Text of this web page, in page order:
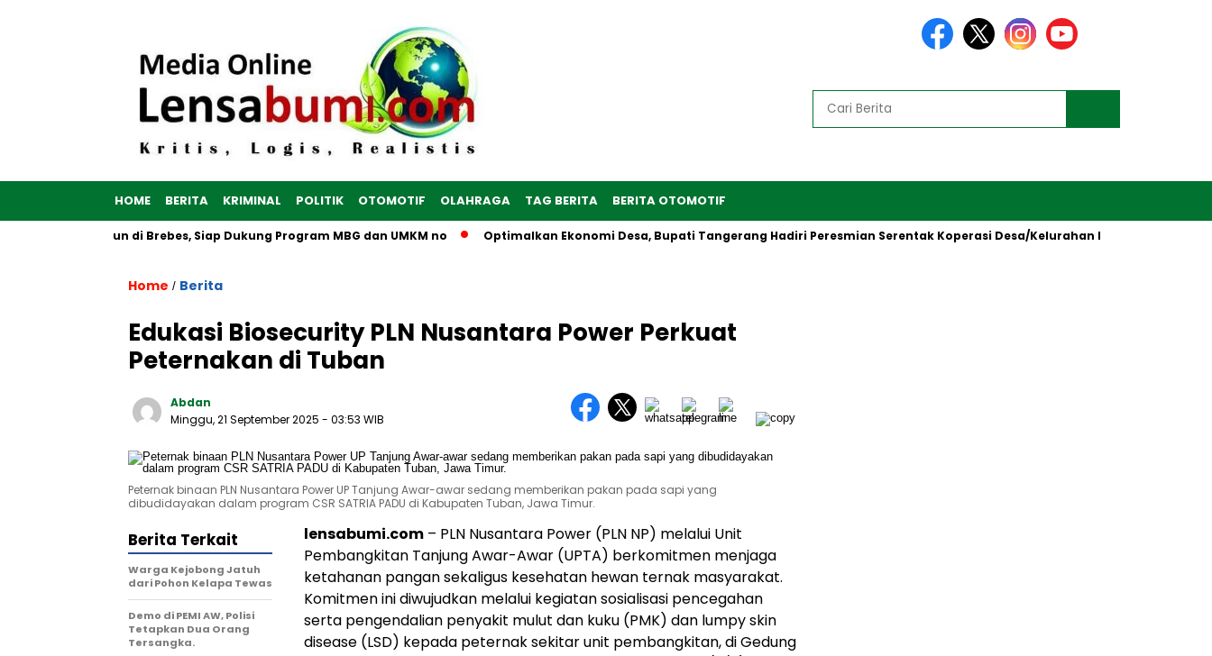
HOME BERITA KRIMINAL POLITIK OTOMOTIF OLAHRAGA TAG BERITA BERITA OTOMOTIF
Putih Dibangun di Brebes, Siap Dukung Program MBG dan UMKM no Optimalkan Ekonomi Desa, Bupati Tangerang Hadiri Peresmian Serentak Koperasi Desa/Kelurahan Merah Putih oleh
Home / Berita
Edukasi Biosecurity PLN Nusantara Power Perkuat
Peternakan di Tuban
Abdan
Minggu, 21 September 2025 - 03:53 WIB
Peternak binaan PLN Nusantara Power UP Tanjung Awar-awar sedang memberikan pakan pada sapi yang
dibudidayakan dalam program CSR SATRIA PADU di Kabupaten Tuban, Jawa Timur.
lensabumi.com – PLN Nusantara Power (PLN NP) melalui Unit
Pembangkitan Tanjung Awar-Awar (UPTA) berkomitmen menjaga
ketahanan pangan sekaligus kesehatan hewan ternak masyarakat.
Komitmen ini diwujudkan melalui kegiatan sosialisasi pencegahan
serta pengendalian penyakit mulut dan kuku (PMK) dan lumpy skin
disease (LSD) kepada peternak sekitar unit pembangkitan, di Gedung
Berita Terkait
Warga Kejobong Jatuh
dari Pohon Kelapa Tewas
Demo di PEMI AW, Polisi
Tetapkan Dua Orang
Tersangka.